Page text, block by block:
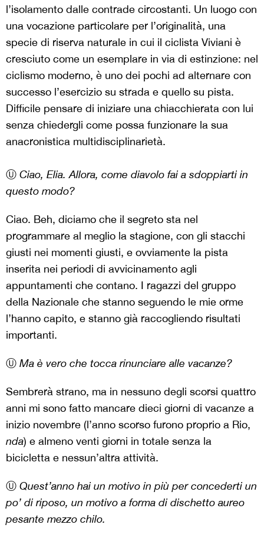
l’isolamento dalle contrade circostanti. Un luogo con
una vocazione particolare per l’originalità, una
specie di riserva naturale in cui il ciclista Viviani è
cresciuto come un esemplare in via di estinzione: nel
ciclismo moderno, è uno dei pochi ad alternare con
successo l’esercizio su strada e quello su pista.
Difficile pensare di iniziare una chiacchierata con lui
senza chiedergli come possa funzionare la sua
anacronistica multidisciplinarietà.
Ⓤ Ciao, Elia. Allora, come diavolo fai a sdoppiarti in
questo modo?
Ciao. Beh, diciamo che il segreto sta nel
programmare al meglio la stagione, con gli stacchi
giusti nei momenti giusti, e ovviamente la pista
inserita nei periodi di avvicinamento agli
appuntamenti che contano. I ragazzi del gruppo
della Nazionale che stanno seguendo le mie orme
l’hanno capito, e stanno già raccogliendo risultati
importanti.
Ⓤ Ma è vero che tocca rinunciare alle vacanze?
Sembrerà strano, ma in nessuno degli scorsi quattro
anni mi sono fatto mancare dieci giorni di vacanze a
inizio novembre (l’anno scorso furono proprio a Rio,
nda) e almeno venti giorni in totale senza la
bicicletta e nessun’altra attività.
Ⓤ Quest’anno hai un motivo in più per concederti un
po’ di riposo, un motivo a forma di dischetto aureo
pesante mezzo chilo.